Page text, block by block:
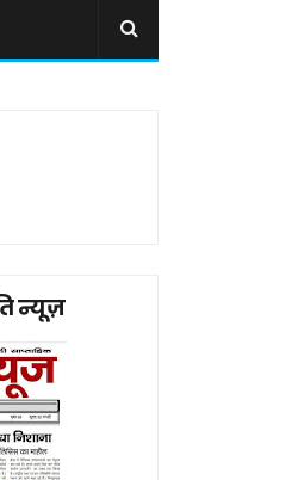
न्यूज़